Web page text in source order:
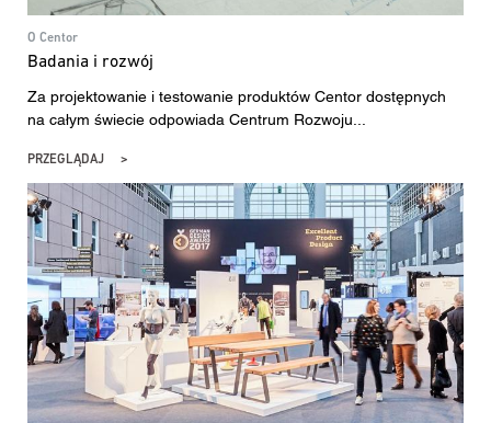
O Centor
Badania i rozwój
Za projektowanie i testowanie produktów Centor dostępnych
na całym świecie odpowiada Centrum Rozwoju...
PRZEGLĄDAJ